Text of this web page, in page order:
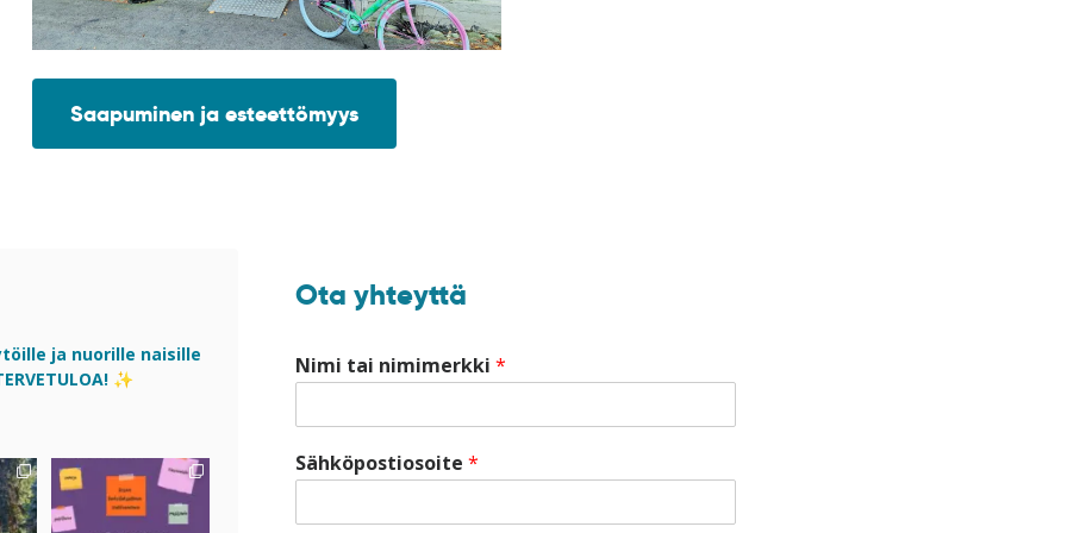
Saapuminen ja esteettömyys
ja nuorille naisille
✨
...
Muista äänesi. Vastusta
vääryyttä. 💬
Mitä...
Ota yhteyttä
Nimi tai nimimerkki *
Sähköpostiosoite *